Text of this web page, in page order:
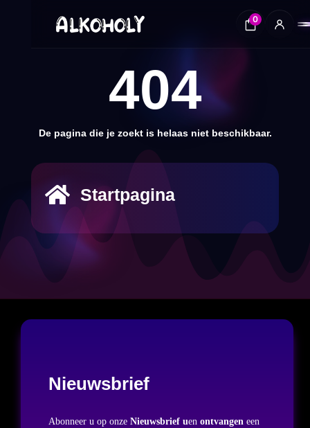
0
404
De pagina die je zoekt is helaas niet beschikbaar.
 Startpagina
Nieuwsbrief
Abonneer u op onze Nieuwsbrief uen ontvangeneen